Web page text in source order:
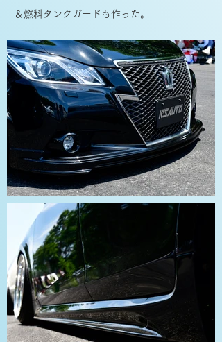
＆燃料タンクガードも作った。